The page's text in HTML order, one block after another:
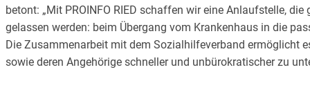
betont: „Mit PROINFO RIED schaffen wir eine Anlaufstelle,
gelassen werden: beim Übergang vom Krankenhaus in die
Die Zusammenarbeit mit dem Sozialhilfeverband ermöglicht
sowie deren Angehörige schneller und unbürokratischer zu